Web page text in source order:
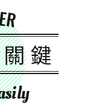
鍵